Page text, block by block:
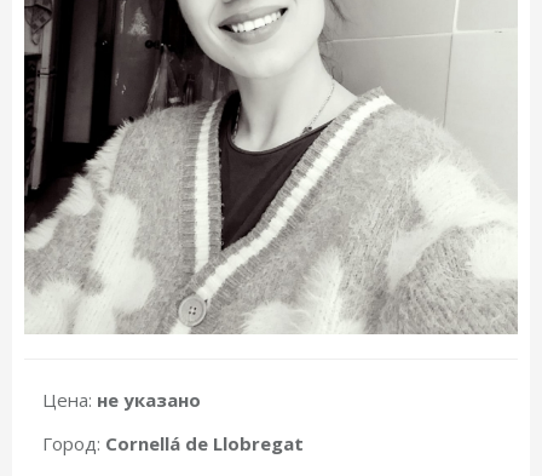
Цена: не указано
Город: Cornellá de Llobregat